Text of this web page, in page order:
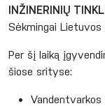
INŽINERINIŲ
Sėkmingai
Per šį laiką
šiose srityse: